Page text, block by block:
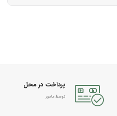
پرداخت در محل
توسط مامور